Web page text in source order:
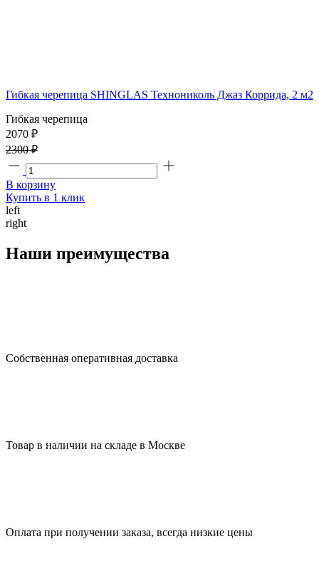
Гибкая черепица SHINGLAS Технониколь Джаз Коррида, 2 м2
Гибкая черепица
2070 ₽
2300 ₽
В корзину
Купить в 1 клик
left
right
Наши преимущества
Собственная оперативная доставка
Товар в наличии на складе в Москве
Оплата при получении заказа, всегда низкие цены